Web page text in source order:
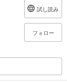
試し読み
フォロー